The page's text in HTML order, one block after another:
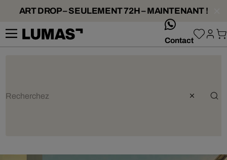
ART DROP – SEULEMENT 72H – MAINTENANT !
Contact